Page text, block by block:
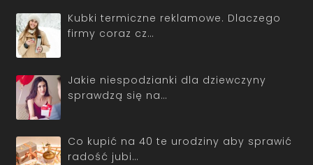
Kubki termiczne reklamowe. Dlaczego
firmy coraz cz…
Jakie niespodzianki dla dziewczyny
sprawdzą się na…
Co kupić na 40 te urodziny aby sprawić
radość jubi…